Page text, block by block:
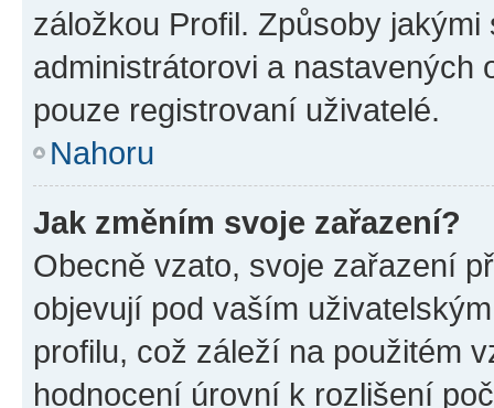
záložkou Profil. Způsoby
administrátorovi a nastavených
pouze registrovaní uživatelé.
Nahoru
Jak změním svoje zařazení?
Obecně vzato, svoje zařazení
objevují pod vaším
profilu, což záleží na použitém
hodnocení úrovní k rozlišení